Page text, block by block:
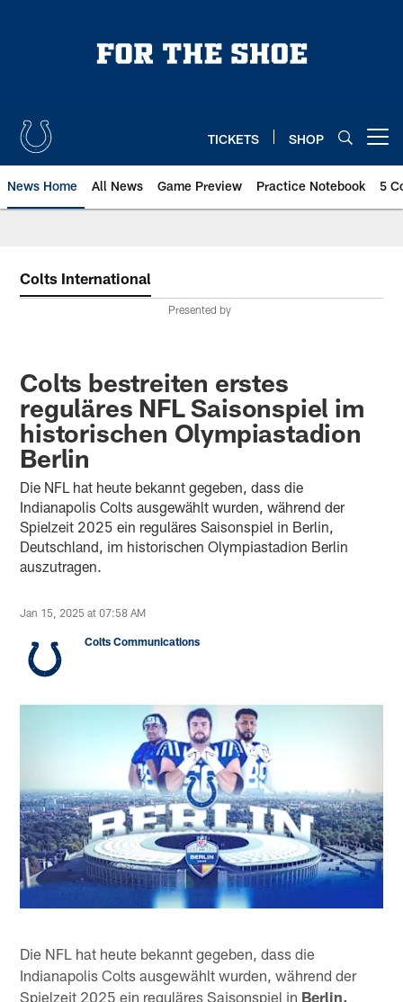
TICKETS SHOP
News Home All News Game Preview Practice Notebook 5
Colts International
Presented by
Colts bestreiten erstes
reguläres NFL Saisonspiel im
historischen Olympiastadion
Berlin
Die NFL hat heute bekannt gegeben, dass die
Indianapolis Colts ausgewählt wurden, während der
Spielzeit 2025 ein reguläres Saisonspiel in Berlin,
Deutschland, im historischen Olympiastadion Berlin
auszutragen.
Jan 15, 2025 at 07:58 AM
Colts Communications
Die NFL hat heute bekannt gegeben, dass die
Indianapolis Colts ausgewählt wurden, während der
Spielzeit 2025 ein reguläres Saisonspiel in Berlin,